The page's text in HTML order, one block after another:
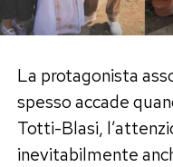
La protagonista
spesso accade
Totti-Blasi,
inevitabilmente